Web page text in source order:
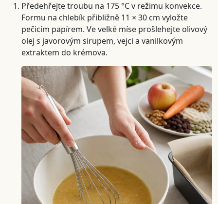
Předehřejte troubu na 175 °C v režimu konvekce.
Formu na chlebík přibližně 11 × 30 cm vyložte
pečicím papírem. Ve velké míse prošlehejte olivový
olej s javorovým sirupem, vejci a vanilkovým
extraktem do krémova.